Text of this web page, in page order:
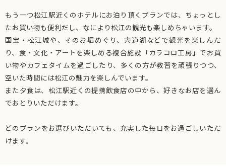
もう一つ松江駅近くのホテルにお泊り頂くプランでは、ちょっとし
たお買い物も便利だし、なにより松江の観光も楽しめちゃいます。
国宝・松江城や、そのお堀めぐり、宍道湖などで観光を楽しんだ
り、食・文化・アートを楽しめる複合施設「カラコロ工房」でお買
い物やカフェタイムを過ごしたり、多くの方が教習を頑張りつつ、
空いた時間には松江の魅力を楽しんでいます。
また夕食は、松江駅近くの提携飲食店の中から、好きなお店を選ん
でおとりいただけます。
どのプランをお選びいただいても、充実した毎日をお過ごしいただ
けます。